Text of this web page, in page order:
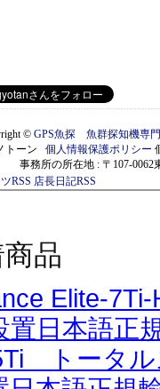
© GPS魚探 魚群探知機専
トーン 個人情報保護ポリシー
事務所の所在地 : 〒107-
RSS 店長日記RSS